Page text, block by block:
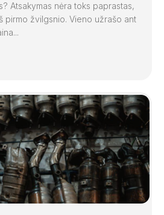
Atsakymas nėra toks paprastas,
pirmo žvilgsnio. Vieno užrašo ant